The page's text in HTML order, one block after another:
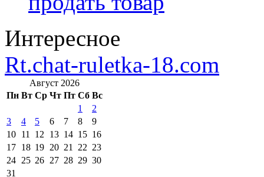
Интересное
Rt.chat-ruletka-18.com
Август 2026
Пн Вт Ср Чт Пт Сб Вс
1
2
3
4 5 6 7 8
9
10 11 12 13 14 15 16
17 18 19 20 21 22 23
24 25 26 27 28 29 30
31